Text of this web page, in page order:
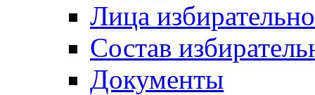
Лица
Состав
Документы